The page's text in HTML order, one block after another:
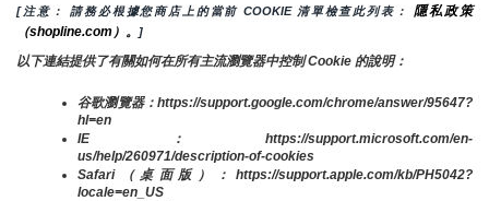
[注意： 請務必根據您商店上的當前 COOKIE 清單檢查此列表： 隱私政策
（shopline.com）。
]
以下連結提供了有關如何在所有主流瀏覽器中控制 Cookie 的說明：
谷歌瀏覽器：https://support.google.com/chrome/answer/95647?
hl=en
IE：https://support.microsoft.com/en-
us/help/260971/description-of-cookies
Safari（桌面版）：https://support.apple.com/kb/PH5042?
locale=en_US